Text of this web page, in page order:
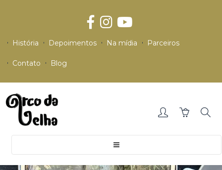
História Depoimentos Na mídia Parceiros
Contato Blog